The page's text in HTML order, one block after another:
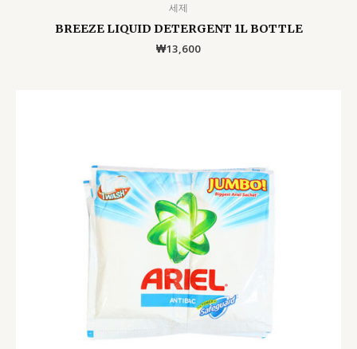
세제
BREEZE LIQUID DETERGENT 1L BOTTLE
₩13,600